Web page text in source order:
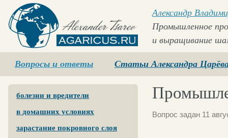
Agaricus.ru
Александр
Промышленное
и выращивание
Вопросы и ответы Статьи Александра
болезни и вредители
в домашних условиях
зарастание покровного слоя
Вопрос задан 11